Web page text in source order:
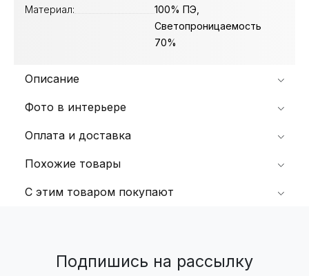
С этим товаром покупают
Материал:
100% ПЭ,
Светопроницаемость
70%
Описание
Фото в интерьере
Оплата и доставка
Похожие товары
Подпишись на рассылку